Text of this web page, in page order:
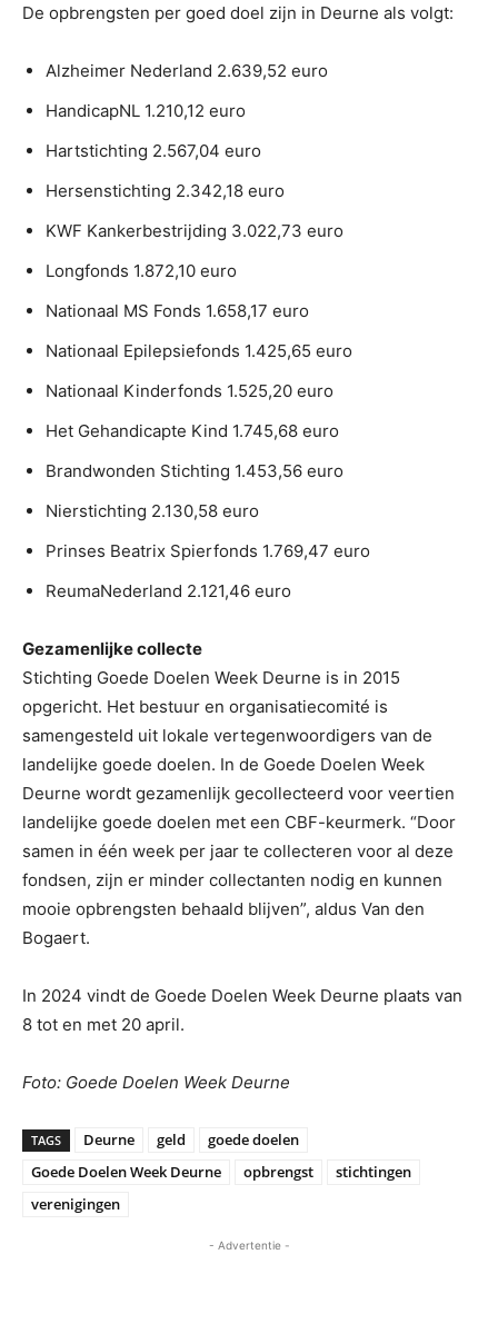
De opbrengsten per goed doel zijn in Deurne als volgt:
Alzheimer Nederland 2.639,52 euro
HandicapNL 1.210,12 euro
Hartstichting 2.567,04 euro
Hersenstichting 2.342,18 euro
KWF Kankerbestrijding 3.022,73 euro
Longfonds 1.872,10 euro
Nationaal MS Fonds 1.658,17 euro
Nationaal Epilepsiefonds 1.425,65 euro
Nationaal Kinderfonds 1.525,20 euro
Het Gehandicapte Kind 1.745,68 euro
Brandwonden Stichting 1.453,56 euro
Nierstichting 2.130,58 euro
Prinses Beatrix Spierfonds 1.769,47 euro
ReumaNederland 2.121,46 euro
Gezamenlijke collecte
Stichting Goede Doelen Week Deurne is in 2015
opgericht. Het bestuur en organisatiecomité is
samengesteld uit lokale vertegenwoordigers van de
landelijke goede doelen. In de Goede Doelen Week
Deurne wordt gezamenlijk gecollecteerd voor veertien
landelijke goede doelen met een CBF-keurmerk. “Door
samen in één week per jaar te collecteren voor al deze
fondsen, zijn er minder collectanten nodig en kunnen
mooie opbrengsten behaald blijven”, aldus Van den
Bogaert.
In 2024 vindt de Goede Doelen Week Deurne plaats van
8 tot en met 20 april.
Foto: Goede Doelen Week Deurne
TAGS Deurne geld
goede doelen
Goede Doelen Week Deurne
opbrengst
stichtingen
verenigingen
- Advertentie -